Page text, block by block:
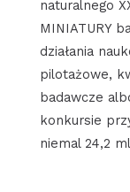
naturalnego
MINIATURY
działania
pilotażowe,
badawcze
konkursie
niemal 24,2